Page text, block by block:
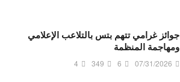
جوائز غرامي تتهم بتس بالتلاعب الإعلامي
ومهاجمة المنظمة
07/31/2026
6
349
4